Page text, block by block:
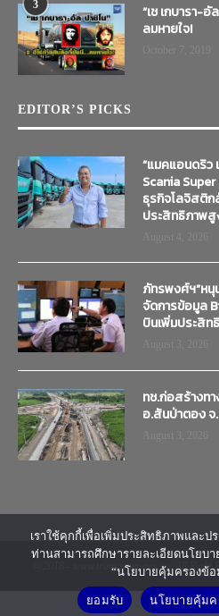
3
“เช เกบารา-
ลมหายใจ!
EDITOR’S PICKS
“แมคแอนดริว
Scania
ธุรกิจโลจิสติ
ประสิทธิภาพ
ภัทรพงศ์ฯ”หนุ
จัดการข้อมูล
บินเพิ่มประสิท
ทช.ก่อสร้างท
อ.สันป่าตอง จ
@2018 - www.transtimenews.co. All Right
เราใช้คุกกี้เพื่อเพิ่มประสิทธิภาพและ
ท่านสามารถศึกษารายละเอียดนโย
“นโยบายคุ้มครองข้
ยอมรับ นโยบายคุ้ม